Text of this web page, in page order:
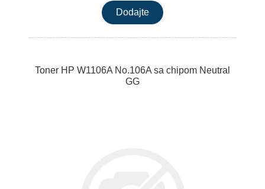
Toner HP W1106A No.106A sa chipom Neutral
GG